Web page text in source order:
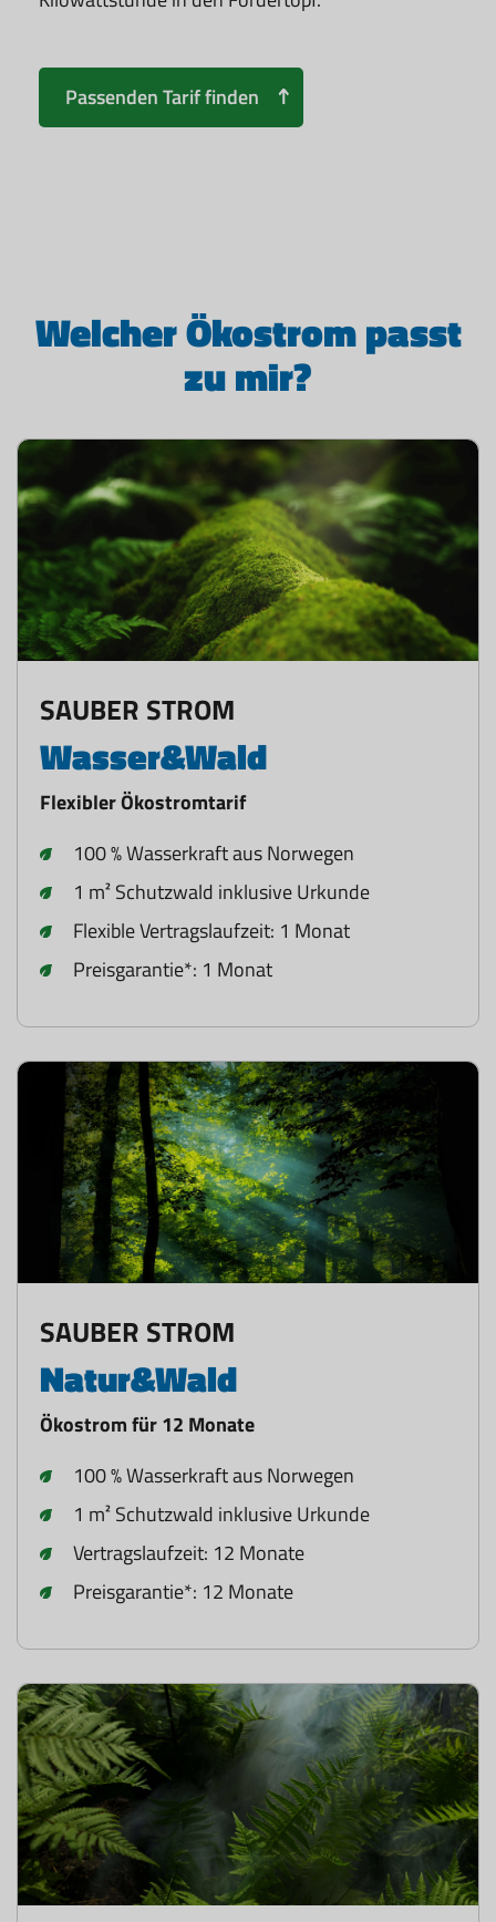
Passenden Tarif finden
Welcher Ökostrom passt
zu mir?
SAUBER STROM
Wasser&Wald
Flexibler Ökostromtarif
100 % Wasserkraft aus Norwegen
1 m² Schutzwald inklusive Urkunde
Flexible Vertragslaufzeit: 1 Monat
Preisgarantie*: 1 Monat
SAUBER STROM
Natur&Wald
Ökostrom für 12 Monate
100 % Wasserkraft aus Norwegen
1 m² Schutzwald inklusive Urkunde
Vertragslaufzeit: 12 Monate
Preisgarantie*: 12 Monate